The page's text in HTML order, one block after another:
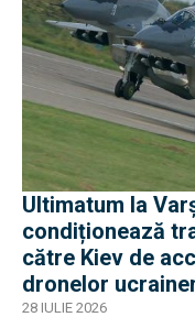
Ultimatum la
condiționează
către Kiev de
dronelor
28 IULIE 2026